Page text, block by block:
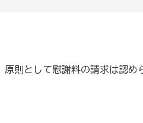
則として慰謝料の請求は認め